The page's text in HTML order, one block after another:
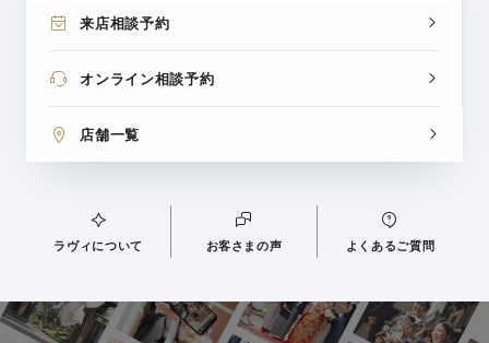
来店相談予約
オンライン相談予約
店舗一覧
ラヴィについて お客さまの声 よくあるご質問